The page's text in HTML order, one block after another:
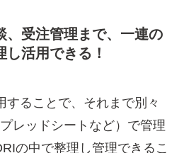
、受注管理まで、一連の
活用できる！
することで、それまで別々
レッドシートなど）で管理
の中で整理し管理できるこ